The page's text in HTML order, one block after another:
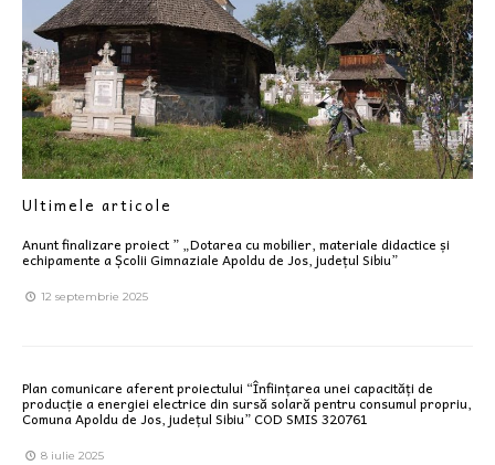
Ultimele articole
Anunt finalizare proiect ” „Dotarea cu mobilier, materiale didactice și
echipamente a Școlii Gimnaziale Apoldu de Jos, județul Sibiu”
12 septembrie 2025
Plan comunicare aferent proiectului “Înființarea unei capacități de
producție a energiei electrice din sursă solară pentru consumul propriu,
Comuna Apoldu de Jos, județul Sibiu” COD SMIS 320761
8 iulie 2025